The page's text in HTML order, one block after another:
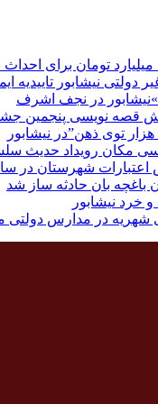
نیشابور تاییدیه
در نجف اشرف
قصه نویسی پنجمین
توی ذهن”در نیشابور
مکان رویداد حدیث
در سال گذشته ، ۸ درصد بالاتر از
باغچه بان حادثه ساز شد
خرد نیشابور
شهریه در مدارس